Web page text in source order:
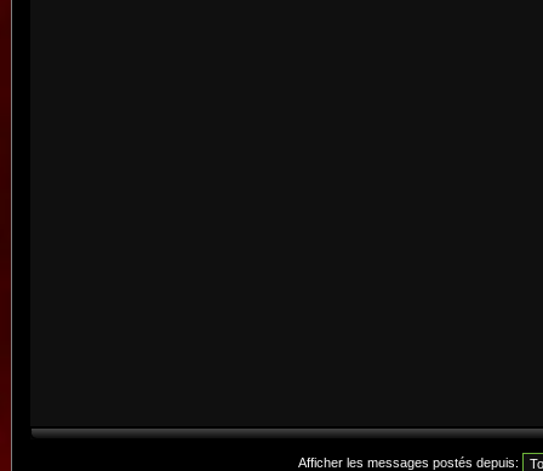
Afficher les messages postés depuis: